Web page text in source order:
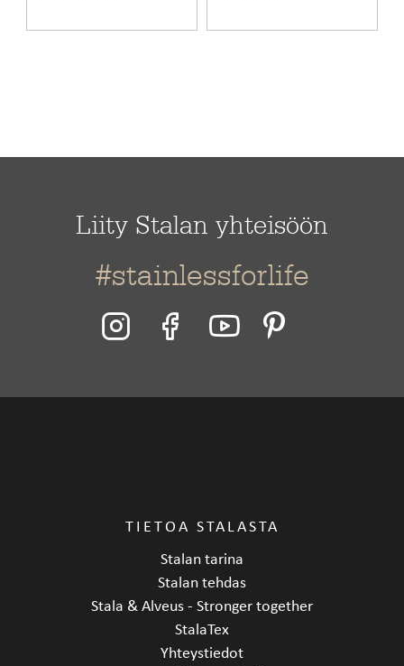
Liity Stalan yhteisöön
#stainlessforlife
TIETOA STALASTA
Stalan tarina
Stalan tehdas
Stala & Alveus - Stronger together
StalaTex
Yhteystiedot